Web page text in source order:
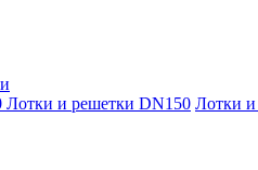
Лотки и решетки DN150 Лотки